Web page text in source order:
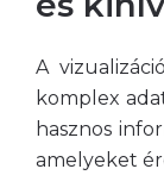
A
komplex
hasznos
amelyeket